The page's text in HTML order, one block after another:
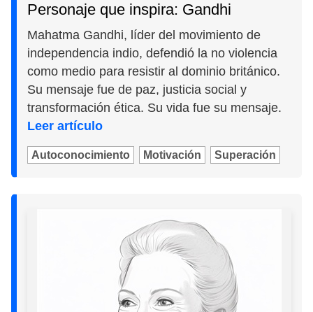
Personaje que inspira: Gandhi
Mahatma Gandhi, líder del movimiento de
independencia indio, defendió la no violencia
como medio para resistir al dominio británico.
Su mensaje fue de paz, justicia social y
transformación ética. Su vida fue su mensaje.
Leer artículo
Autoconocimiento Motivación Superación